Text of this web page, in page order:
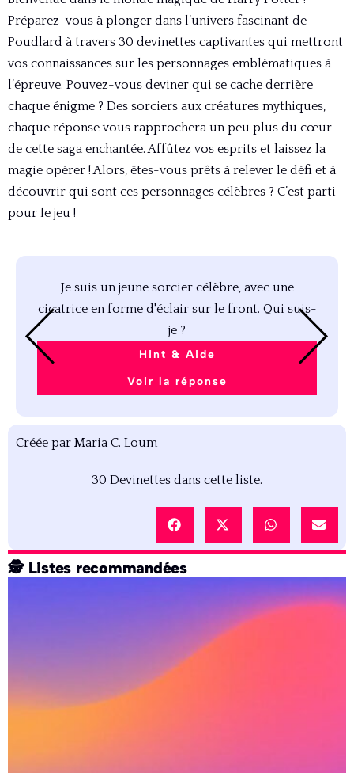
Préparez-vous à plonger dans l’univers fascinant de
Poudlard à travers 30 devinettes captivantes qui mettront
vos connaissances sur les personnages emblématiques à
l’épreuve. Pouvez-vous deviner qui se cache derrière
chaque énigme ? Des sorciers aux créatures mythiques,
chaque réponse vous rapprochera un peu plus du cœur
de cette saga enchantée. Affûtez vos esprits et laissez la
magie opérer ! Alors, êtes-vous prêts à relever le défi et à
découvrir qui sont ces personnages célèbres ? C’est parti
pour le jeu !
Je suis un jeune sorcier célèbre, avec une
cicatrice en forme d'éclair sur le front. Qui suis-
je ?
Hint & Aide
Voir la réponse
Créée par Maria C. Loum
30 Devinettes dans cette liste.
🕵️ Listes recommandées